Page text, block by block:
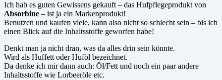
Ich hab es guten Gewissens gekauft – das Hufpflegeprodukt von
Absorbine – ist ja ein Markenprodukt!
Benutzen und kaufen viele, kann also nicht so schlecht sein – bis ich
einen Blick auf die Inhaltsstoffe geworfen habe!
Denkt man ja nicht dran, was da alles drin sein könnte.
Wird als Huffett oder Huföl bezeichnet.
Da denke ich mir dann auch: Öl/Fett und noch ein paar andere
Inhaltsstoffe wie Lorbeeröle etc.